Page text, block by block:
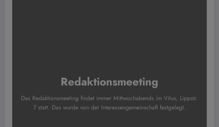
Redaktionsmeeting
Das Redaktionsmeeting findet immer Mittwochabends im Vitus, Lippstr.
7 statt. Das wurde von der Interessengemeinschaft festgelegt.